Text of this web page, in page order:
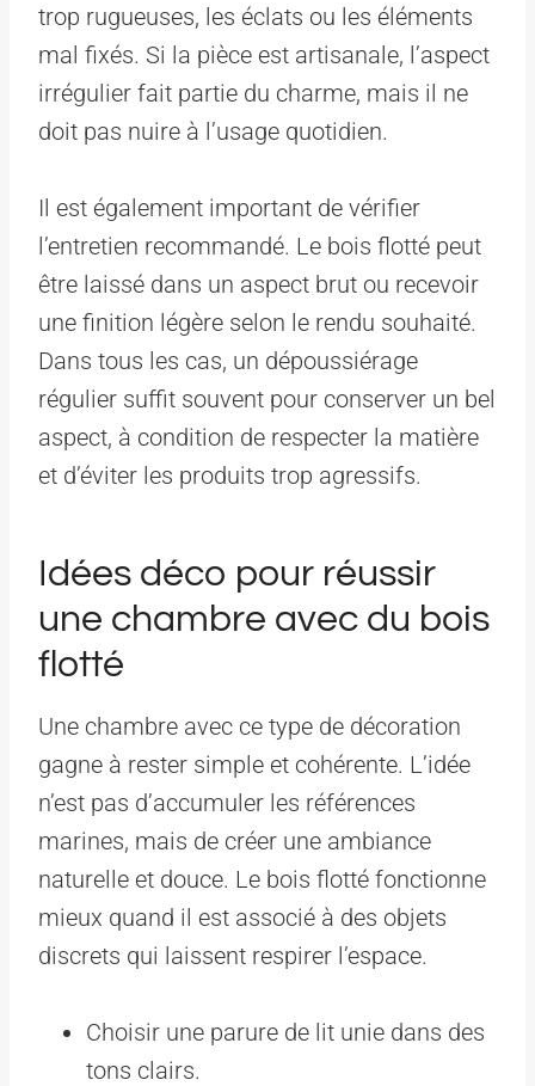
trop rugueuses, les éclats ou les éléments
mal fixés. Si la pièce est artisanale, l’aspect
irrégulier fait partie du charme, mais il ne
doit pas nuire à l’usage quotidien.
Il est également important de vérifier
l’entretien recommandé. Le bois flotté peut
être laissé dans un aspect brut ou recevoir
une finition légère selon le rendu souhaité.
Dans tous les cas, un dépoussiérage
régulier suffit souvent pour conserver un bel
aspect, à condition de respecter la matière
et d’éviter les produits trop agressifs.
Idées déco pour réussir
une chambre avec du bois
flotté
Une chambre avec ce type de décoration
gagne à rester simple et cohérente. L’idée
n’est pas d’accumuler les références
marines, mais de créer une ambiance
naturelle et douce. Le bois flotté fonctionne
mieux quand il est associé à des objets
discrets qui laissent respirer l’espace.
Choisir une parure de lit unie dans des
tons clairs.